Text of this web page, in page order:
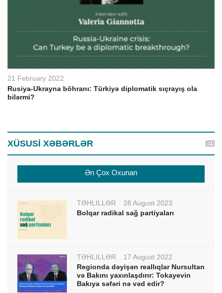
21 February 2022
Rusiya-Ukrayna böhranı: Türkiyə diplomatik sıçrayış ola
bilərmi?
XÜSUSİ XƏBƏRLƏR
Ən Çox Oxunan
TƏHLİLLƏR
28 August 2023
Bolqar radikal sağ partiyaları
TƏHLİLLƏR
17 August 2022
Regionda dəyişən reallıqlar Nursultan
və Bakını yaxınlaşdırır: Tokayevin
Bakıya səfəri nə vəd edir?